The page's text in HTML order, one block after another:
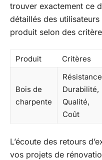
trouver exactement ce
détaillés des
produit selon des
Produit Critères
Bois de
charpente
Durabilité,
Qualité,
Coût
L’écoute des retours
vos projets de